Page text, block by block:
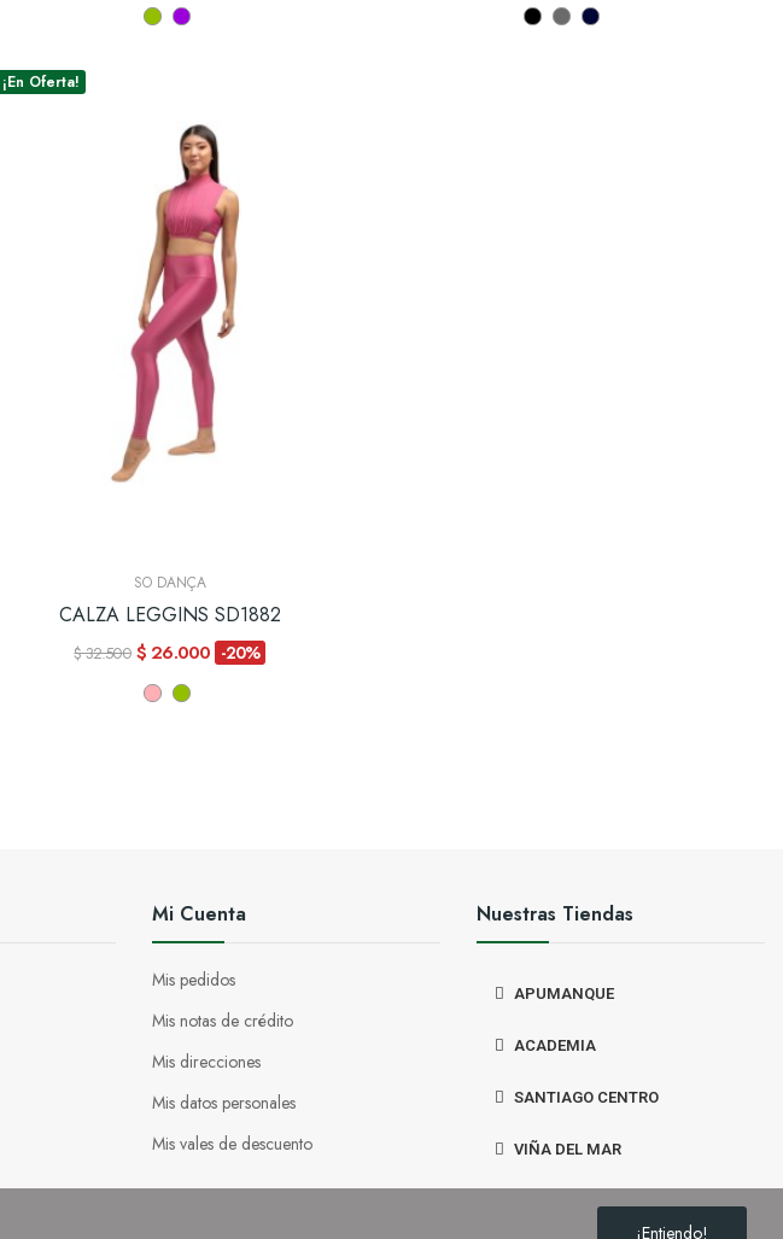
¡En Oferta!
SO DANÇA
CALZA LEGGINS SD1882
$ 32.500 $ 26.000 -20%
Mi Cuenta
Mis pedidos
Mis notas de crédito
Mis direcciones
Mis datos personales
Mis vales de descuento
Nuestras Tiendas
APUMANQUE
ACADEMIA
SANTIAGO CENTRO
VIÑA DEL MAR
¡Entiendo!